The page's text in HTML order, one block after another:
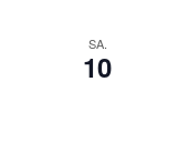
SA.
10